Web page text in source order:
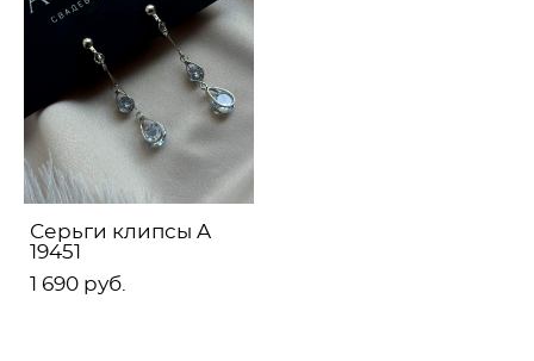
Серьги клипсы A
19451
1 690 pуб.